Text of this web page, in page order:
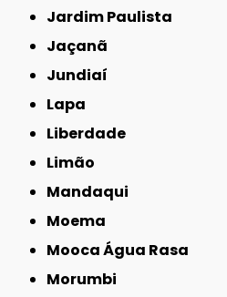
Jardim Paulista
Jaçanã
Jundiaí
Lapa
Liberdade
Limão
Mandaqui
Moema
Mooca Água Rasa
Morumbi